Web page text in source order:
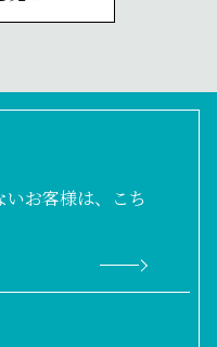
いお客様は、こち